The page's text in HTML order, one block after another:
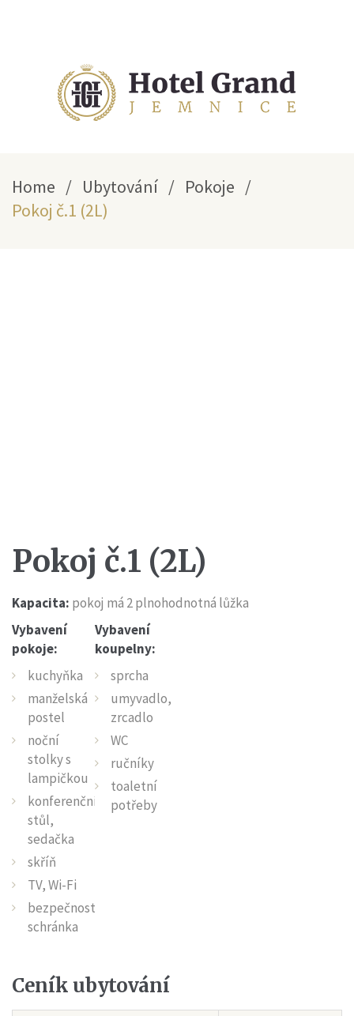
Home / Ubytování / Pokoje /
Pokoj č.1 (2L)
Pokoj č.1 (2L)
Kapacita: pokoj má 2 plnohodnotná lůžka
Vybavení
pokoje:
kuchyňka
manželská
postel
noční
stolky s
lampičkou
konferenční
stůl,
sedačka
skříň
TV, Wi-Fi
bezpečnostní
schránka
Vybavení
koupelny:
sprcha
umyvadlo,
zrcadlo
WC
ručníky
toaletní
potřeby
Ceník ubytování